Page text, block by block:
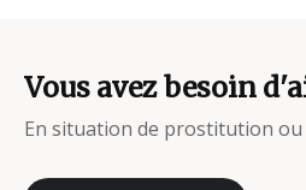
Vous avez besoin
En situation de prostitution ou